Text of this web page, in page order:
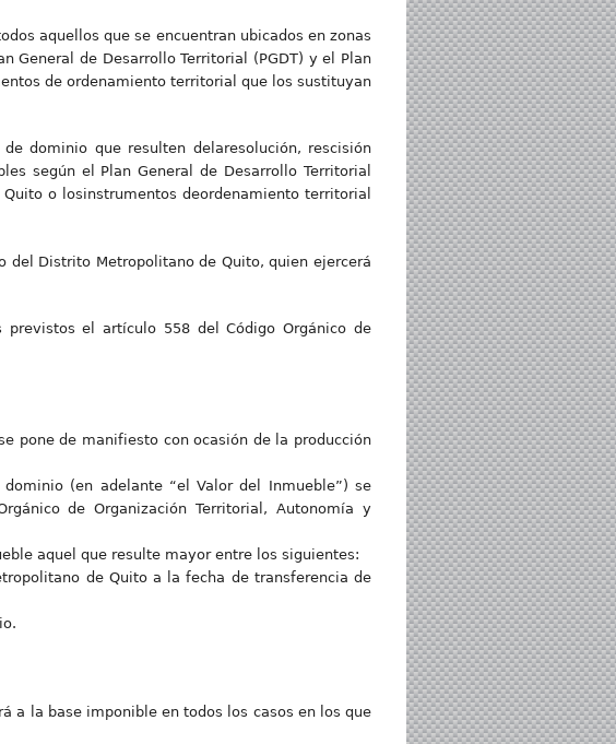
aquellos que se encuentran ubicados en zonas
General de Desarrollo Territorial (PGDT) y el Plan
de ordenamiento territorial que los sustituyan
dominio que resulten delaresolución, rescisión
según el Plan General de Desarrollo Territorial
o losinstrumentos deordenamiento territorial
Distrito Metropolitano de Quito, quien ejercerá
el artículo 558 del Código Orgánico de
pone de manifiesto con ocasión de la producción
(en adelante “el Valor del Inmueble”) se
de Organización Territorial, Autonomía y
aquel que resulte mayor entre los siguientes:
de Quito a la fecha de transferencia de
a la base imponible en todos los casos en los que